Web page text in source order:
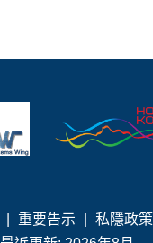
重要告示 私隱政策